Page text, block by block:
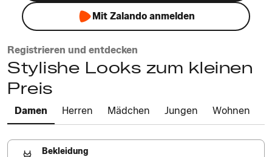
Mit Zalando anmelden
Registrieren und entdecken
Stylishe Looks zum kleinen
Preis
Damen Herren Mädchen Jungen Wohnen
Bekleidung